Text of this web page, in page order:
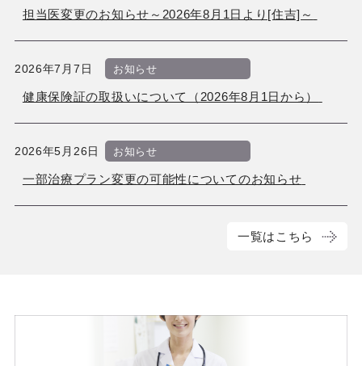
担当医変更のお知らせ～2026年8月1日より[住吉]～
2026年7月7日 お知らせ
健康保険証の取扱いについて（2026年8月1日から）
2026年5月26日 お知らせ
一部治療プラン変更の可能性についてのお知らせ
一覧はこちら